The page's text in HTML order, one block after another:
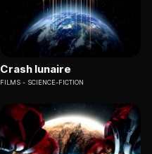
Crash lunaire
FILMS SCIENCE-FICTION